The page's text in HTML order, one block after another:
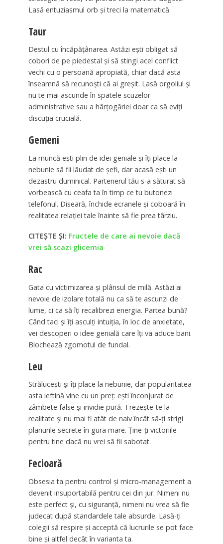
Lasă entuziasmul orb și treci la matematică.
Taur
Destul cu încăpățânarea. Astăzi ești obligat să
cobori de pe piedestal și să stingi acel conflict
vechi cu o persoană apropiată, chiar dacă asta
înseamnă să recunoști că ai greșit. Lasă orgoliul și
nu te mai ascunde în spatele scuzelor
administrative sau a hârțogăriei doar ca să eviți
discuția crucială.
Gemeni
La muncă ești plin de idei geniale și îți place la
nebunie să fii lăudat de șefi, dar acasă ești un
dezastru duminical. Partenerul tău s-a săturat să
vorbească cu ceafa ta în timp ce tu butonezi
telefonul. Diseară, închide ecranele și coboară în
realitatea relației tale înainte să fie prea târziu.
CITEȘTE ȘI: Fructele de care ai nevoie dacă
vrei să scazi glicemia
Rac
Gata cu victimizarea și plânsul de milă. Astăzi ai
nevoie de izolare totală nu ca să te ascunzi de
lume, ci ca să îți recalibrezi energia. Partea bună?
Când taci și îți asculți intuiția, în loc de anxietate,
vei descoperi o idee genială care îți va aduce bani.
Blochează zgomotul de fundal.
Leu
Strălucești și îți place la nebunie, dar popularitatea
asta ieftină vine cu un preț: ești înconjurat de
zâmbete false și invidie pură. Trezește-te la
realitate și nu mai fi atât de naiv încât să-ți strigi
planurile secrete în gura mare. Ține-ți victoriile
pentru tine dacă nu vrei să fii sabotat.
Fecioară
Obsesia ta pentru control și micro-management a
devenit insuportabilă pentru cei din jur. Nimeni nu
este perfect și, cu siguranță, nimeni nu vrea să fie
judecat după standardele tale absurde. Lasă-ți
colegii să respire și acceptă că lucrurile se pot face
bine și altfel decât în varianta ta.